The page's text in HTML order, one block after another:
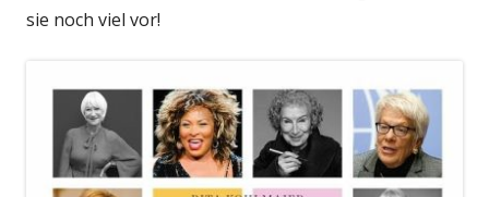
sie noch viel vor!